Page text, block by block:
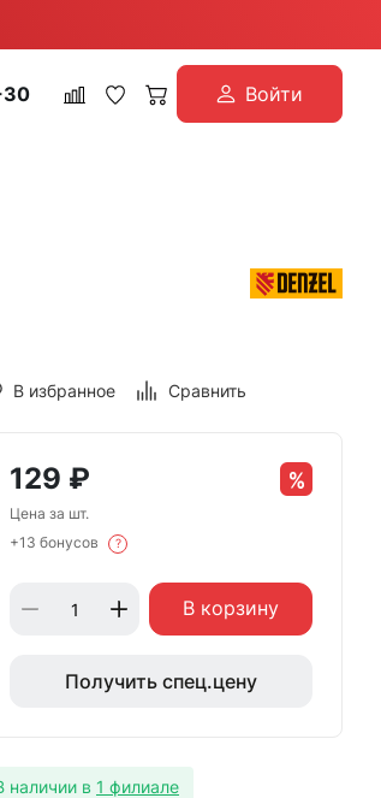
30 Войти
В избранное Сравнить
129 ₽
Цена за шт.
+13 бонусов
?
В корзину
Получить спец.цену
наличии в 1 филиале